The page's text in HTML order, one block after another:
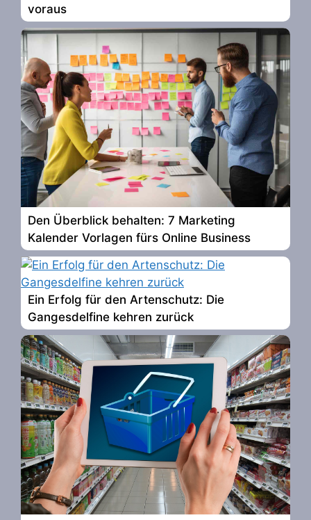
voraus
Den Überblick behalten: 7 Marketing
Kalender Vorlagen fürs Online Business
Ein Erfolg für den Artenschutz: Die
Gangesdelfine kehren zurück